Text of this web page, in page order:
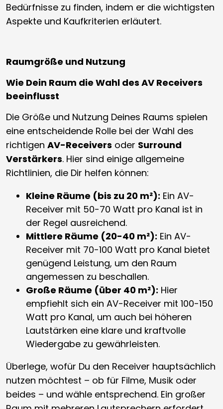
Bedürfnisse zu finden, indem er die wichtigsten
Aspekte und Kaufkriterien erläutert.
Raumgröße und Nutzung
Wie Dein Raum die Wahl des AV Receivers
beeinflusst
Die Größe und Nutzung Deines Raums spielen
eine entscheidende Rolle bei der Wahl des
richtigen AV-Receivers oder Surround
Verstärkers. Hier sind einige allgemeine
Richtlinien, die Dir helfen können:
Kleine Räume (bis zu 20 m²): Ein AV-
Receiver mit 50-70 Watt pro Kanal ist in
der Regel ausreichend.
Mittlere Räume (20-40 m²): Ein AV-
Receiver mit 70-100 Watt pro Kanal bietet
genügend Leistung, um den Raum
angemessen zu beschallen.
Große Räume (über 40 m²): Hier
empfiehlt sich ein AV-Receiver mit 100-150
Watt pro Kanal, um auch bei höheren
Lautstärken eine klare und kraftvolle
Wiedergabe zu gewährleisten.
Überlege, wofür Du den Receiver hauptsächlich
nutzen möchtest – ob für Filme, Musik oder
beides – und wähle entsprechend. Ein großer